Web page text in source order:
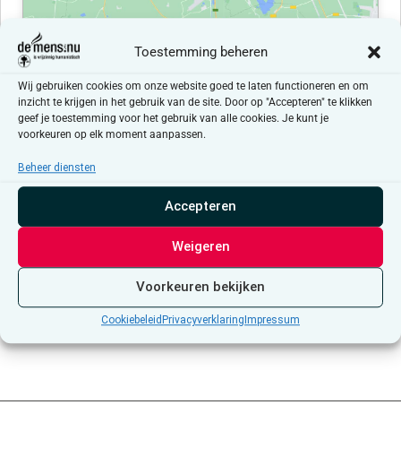
Toestemming beheren
Wij gebruiken cookies om onze website goed te laten functioneren en om
inzicht te krijgen in het gebruik van de site. Door op "Accepteren" te klikken
geef je toestemming voor het gebruik van alle cookies. Je kunt je
voorkeuren op elk moment aanpassen.
Beheer diensten
Accepteren
Weigeren
Voorkeuren bekijken
Cookiebeleid Privacyverklaring Impressum
Evenementen at this locatie
BerichtEr zijn geen resultaten gevonden.
Aankomende
Selecteer
datum.
Abonneer op kalender